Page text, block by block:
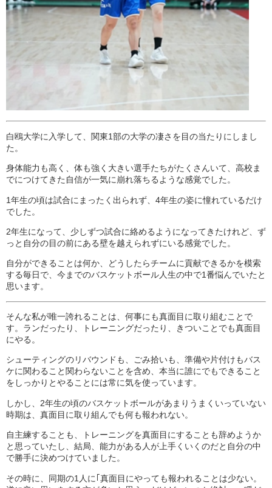
白鴎大学に入学して、関東1部の大学の凄さを目の当たりにしまし
た。
身体能力も高く、体も強く大きい選手たちがたくさんいて、高校ま
でにつけてきた自信が一気に崩れ落ちるような感覚でした。
1年生の頃は試合にまったく出られず、4年生の姿に憧れているだけ
でした。
2年生になって、少しずつ試合に絡めるようになってきたけれど、ず
っと自分の目の前にある壁を越えられずにいる感覚でした。
自分ができることは何か、どうしたらチームに貢献できるかを模索
する毎日で、今までのバスケットボール人生の中で1番悩んでいたと
思います。
そんな私が唯一誇れることは、何事にも真面目に取り組むことで
す。ランだったり、トレーニングだったり、きついことでも真面目
にやる。
シューティングのリバウンドも、ごみ拾いも、準備や片付けもバス
ケに関わること関わらないことを含め、本当に誰にでもできること
をしっかりとやることには常に気を使っています。
しかし、2年生の頃のバスケットボールがあまりうまくいっていない
時期は、真面目に取り組んでも何も報われない。
自主練することも、トレーニングを真面目にすることも辞めようか
と思っていたし、結局、能力がある人が上手くいくのだと自分の中
で勝手に決めつけていました。
その時に、同期の1人に｢真面目にやっても報われることは少ない。